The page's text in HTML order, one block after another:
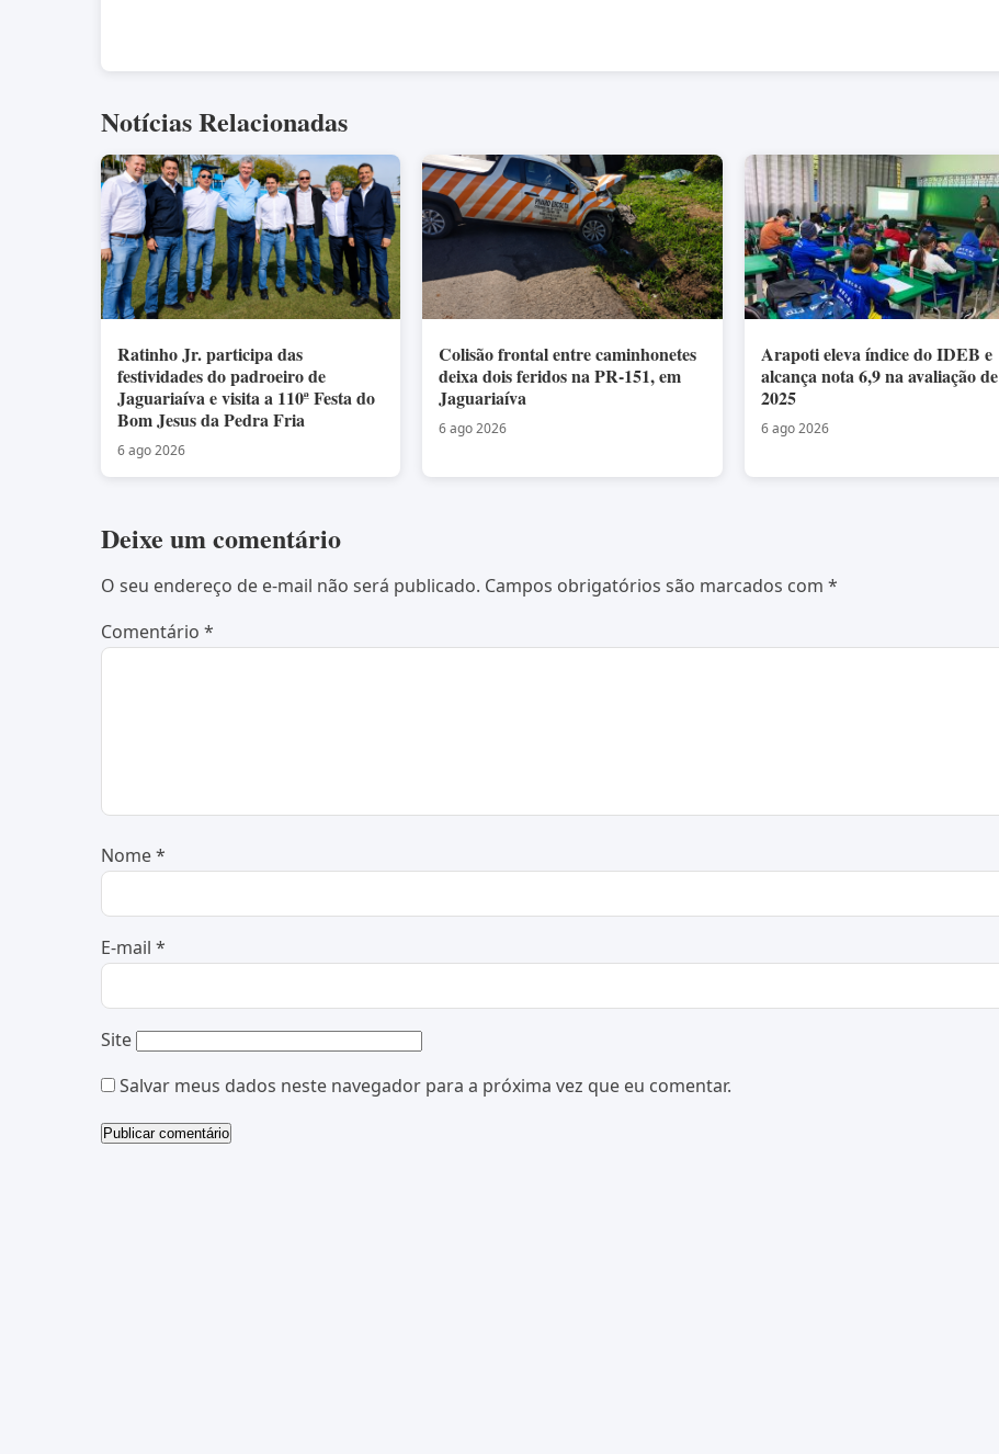
Notícias Relacionadas
Ratinho Jr. participa das
festividades do padroeiro de
Jaguariaíva e visita a 110ª Festa do
Bom Jesus da Pedra Fria
6 ago 2026
Colisão frontal entre caminhonetes
deixa dois feridos na PR-151, em
Jaguariaíva
6 ago 2026
Arapoti eleva índice do IDEB e
alcança nota 6,9 na avaliação de
2025
6 ago 2026
Deixe um comentário
O seu endereço de e-mail não será publicado. Campos obrigatórios são marcados com *
Comentário *
Nome*
E-mail *
Site
Salvar meus dados neste navegador para a próxima vez que eu comentar.